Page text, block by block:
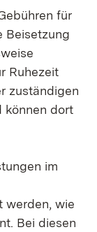
für
Beisetzung
Ruhezeit
zuständigen
können dort
im
werden, wie
Bei diesen